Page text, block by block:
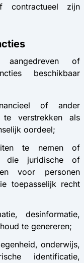
zijn
of
beschikbaar
of ander
te verstrekken als
oordeel;
te nemen of
die juridische of
voor personen
toepasselijk recht
desinformatie,
te genereren;
onderwijs,
identificatie,